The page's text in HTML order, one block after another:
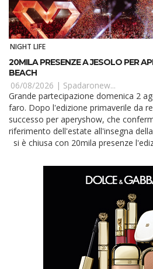
NIGHT LIFE
20MILA PRESENZE A JESOLO PER
BEACH
06/08/2026 | Spadaronew...
Grande partecipazione domenica 2
faro. Dopo l'edizione primaverile da
successo per aperyshow, che
riferimento dell'estate all'insegna